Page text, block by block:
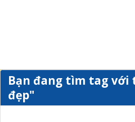
Bạn đang tìm tag với
đẹp"